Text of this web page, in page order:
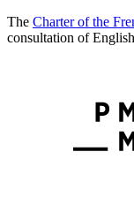
The Charter of the
consultation of